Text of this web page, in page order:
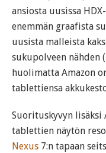
ansiosta uusissa
enemmän graafista
uusista malleista
sukupolveen nähden
huolimatta Amazon
tablettiensa
Suorituskyvyn lisäksi
tablettien näytön
Nexus 7:n tapaan